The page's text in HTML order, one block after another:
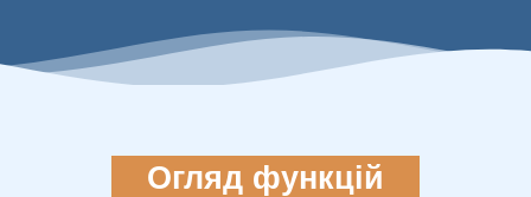
Огляд функцій